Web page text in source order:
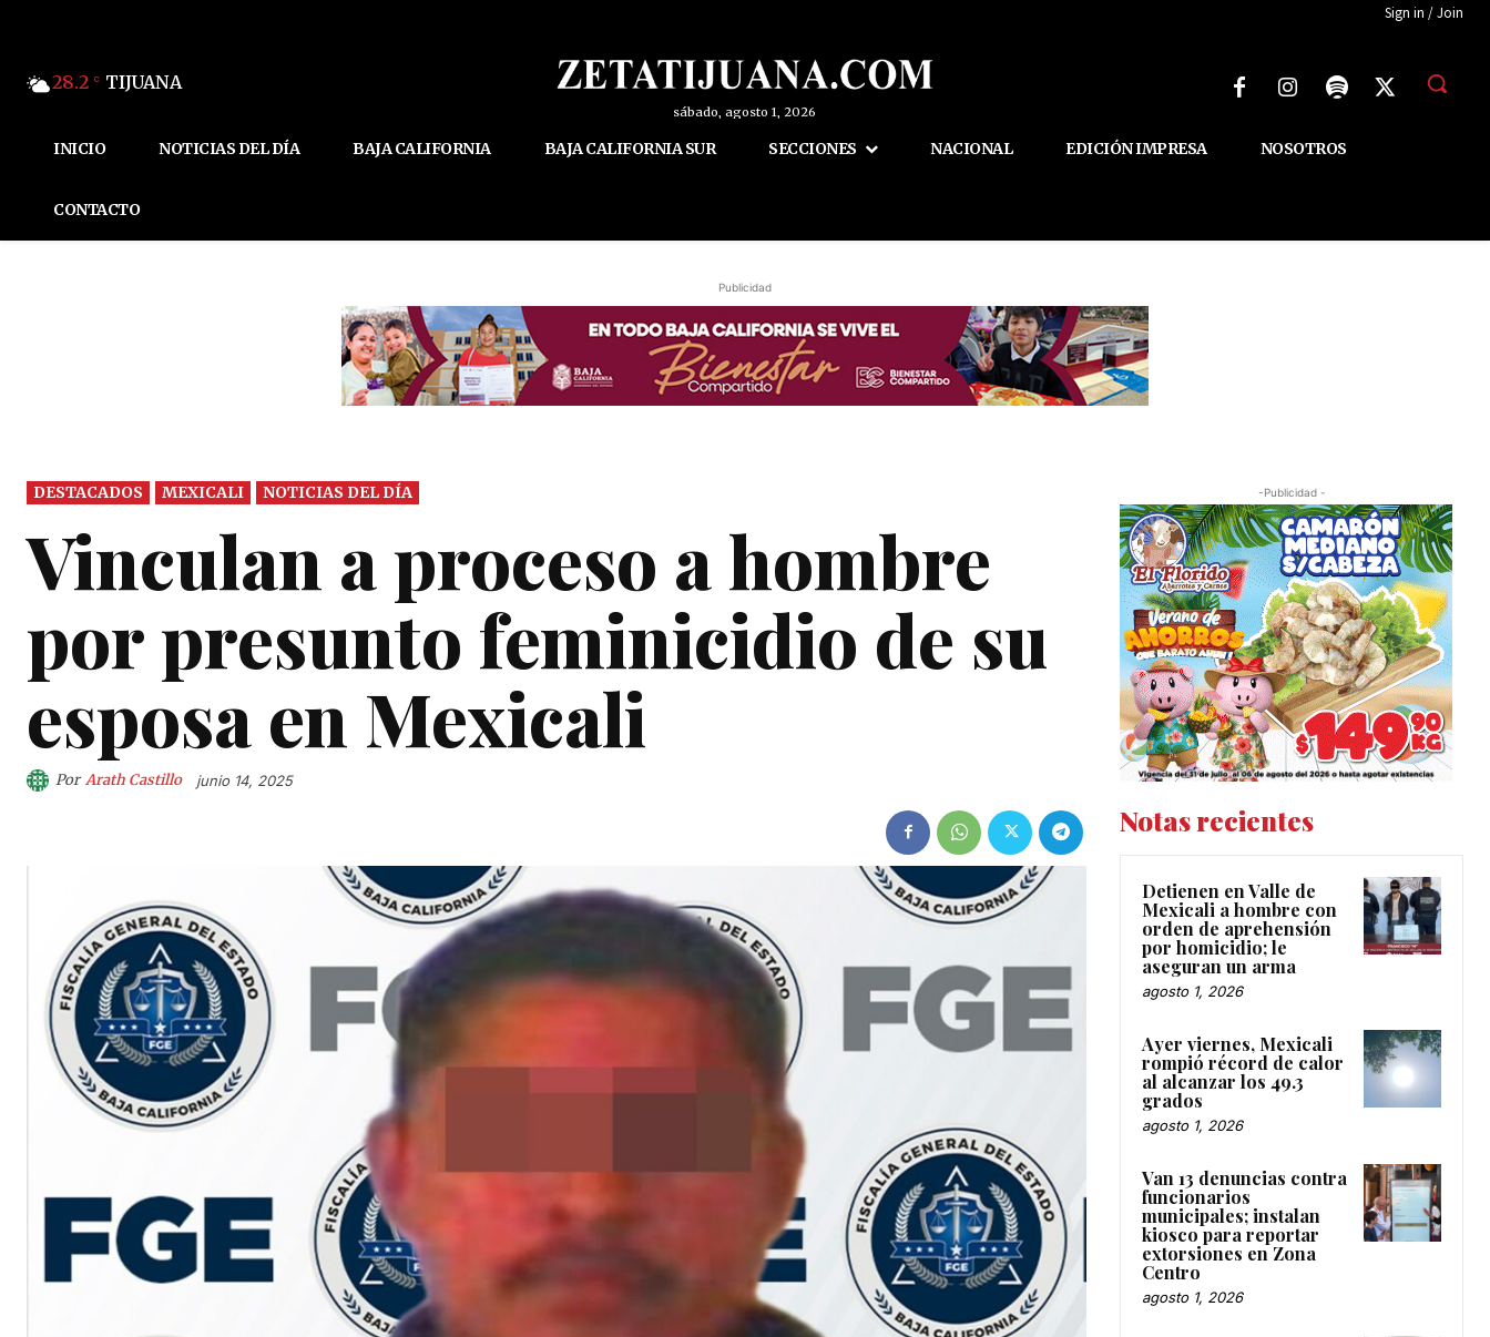
Sign in / Join
28.2 C TIJUANA
sábado, agosto 1, 2026
INICIO NOTICIAS DEL DÍA BAJA CALIFORNIA BAJA CALIFORNIA SUR SECCIONES NACIONAL EDICIÓN IMPRESA NOSOTROS
CONTACTO
Publicidad
DESTACADOS MEXICALI NOTICIAS DEL DÍA
Vinculan a proceso a hombre
por presunto feminicidio de su
esposa en Mexicali
Por Arath Castillo junio 14, 2025
-Publicidad -
Notas recientes
Detienen en Valle de
Mexicali a hombre con
orden de aprehensión
por homicidio; le
aseguran un arma
agosto 1, 2026
Ayer viernes, Mexicali
rompió récord de calor
al alcanzar los 49.3
grados
agosto 1, 2026
Van 13 denuncias contra
funcionarios
municipales; instalan
kiosco para reportar
extorsiones en Zona
Centro
agosto 1, 2026